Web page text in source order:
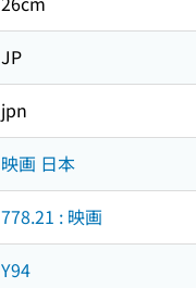
JP
jpn
映画 日本
778.21 : 映画
Y94